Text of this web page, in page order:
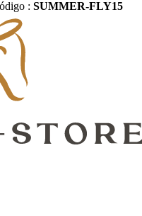
: SUMMER-FLY15